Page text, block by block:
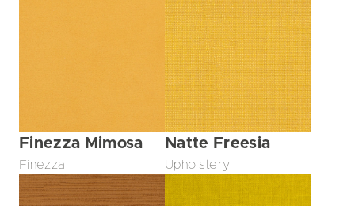
Finezza Mimosa
Finezza
Natte Freesia
Upholstery